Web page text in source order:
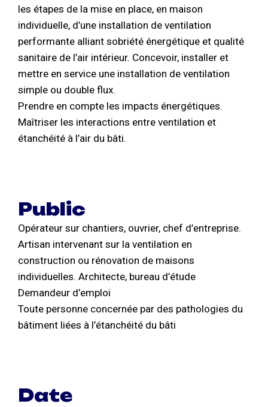
les étapes de la mise en place, en maison
individuelle, d’une installation de ventilation
performante alliant sobriété énergétique et qualité
sanitaire de l’air intérieur. Concevoir, installer et
mettre en service une installation de ventilation
simple ou double flux.
Prendre en compte les impacts énergétiques.
Maîtriser les interactions entre ventilation et
étanchéité à l’air du bâti.
Public
Opérateur sur chantiers, ouvrier, chef d’entreprise.
Artisan intervenant sur la ventilation en
construction ou rénovation de maisons
individuelles. Architecte, bureau d’étude
Demandeur d’emploi
Toute personne concernée par des pathologies du
bâtiment liées à l’étanchéité du bâti
Date